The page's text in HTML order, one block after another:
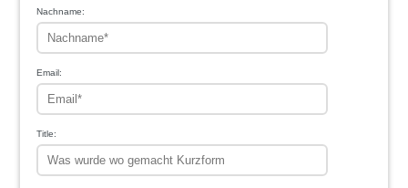
Nachname:
Email:
Title: